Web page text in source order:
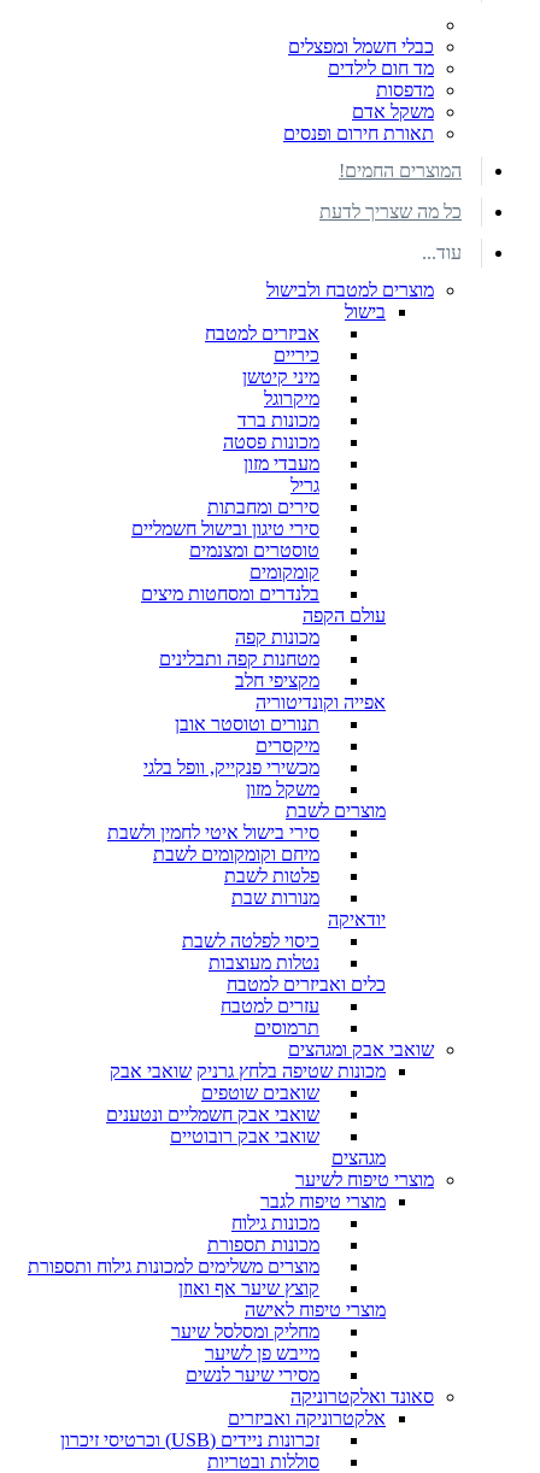
כבלי חשמל ומפצלים
מד חום לילדים
מדפסות
משקל אדם
תאורת חירום ופנסים
המוצרים החמים!
כל מה שצריך לדעת
עוד...
מוצרים למטבח ולבישול
בישול
אביזרים למטבח
כיריים
מיני קיטשן
מיקרוגל
מכונות ברד
מכונות פסטה
מעבדי מזון
גריל
סירים ומחבתות
סירי טיגון ובישול חשמליים
טוסטרים ומצנמים
קומקומים
בלנדרים ומסחטות מיצים
עולם הקפה
מכונות קפה
מטחנות קפה ותבלינים
מקציפי חלב
אפייה וקונדיטוריה
תנורים וטוסטר אובן
מיקסרים
מכשירי פנקייק, וופל בלגי
משקל מזון
מוצרים לשבת
סירי בישול איטי לחמין ולשבת
מיחם וקומקומים לשבת
פלטות לשבת
מנורות שבת
יודאיקה
כיסוי לפלטה לשבת
נטלות מעוצבות
כלים ואביזרים למטבח
עזרים למטבח
תרמוסים
שואבי אבק ומגהצים
מכונות שטיפה בלחץ גרניק שואבי אבק
שואבים שוטפים
שואבי אבק חשמליים ונטענים
שואבי אבק רובוטיים
מגהצים
מוצרי טיפוח לשיער
מוצרי טיפוח לגבר
מכונות גילוח
מכונות תספורת
מוצרים משלימים למכונות גילוח ותספורת
קוצץ שיער אף ואוזן
מוצרי טיפוח לאישה
מחליק ומסלסל שיער
מייבש פן לשיער
מסירי שיער לנשים
סאונד ואלקטרוניקה
אלקטרוניקה ואביזרים
זכרונות ניידים (USB) וכרטיסי זיכרון
סוללות ובטריות